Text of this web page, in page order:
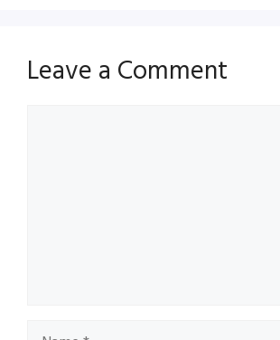
Leave a Comment